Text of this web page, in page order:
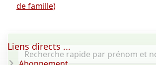
de famille)
Liens directs ...